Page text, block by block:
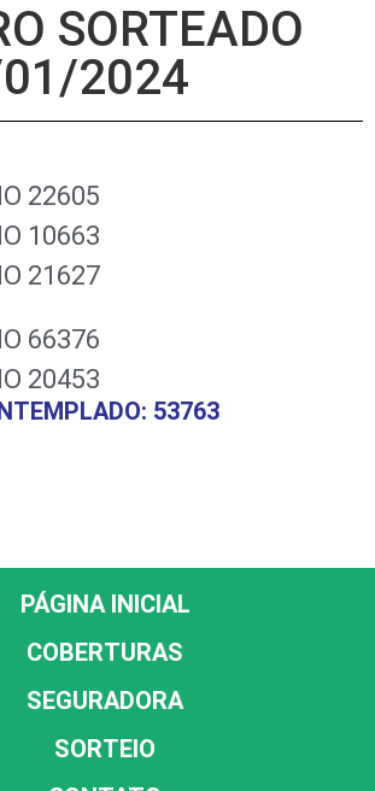
SORTEADO
2024
22605
10663
21627
66376
20453
53763
PÁGINA INICIAL
COBERTURAS
SEGURADORA
SORTEIO